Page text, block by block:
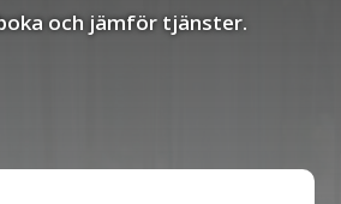
och jämför tjänster.